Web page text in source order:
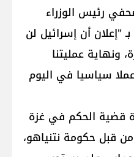
رئيس الوزراء
"إعلان أن إسرائيل لن
ونهاية عمليتنا
سياسيا في اليوم
قضية الحكم في غزة
قبل حكومة نتنياهو،